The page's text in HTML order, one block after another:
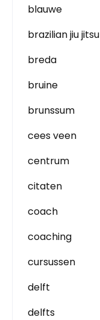
blauwe
brazilian jiu jitsu
breda
bruine
brunssum
cees veen
centrum
citaten
coach
coaching
cursussen
delft
delfts